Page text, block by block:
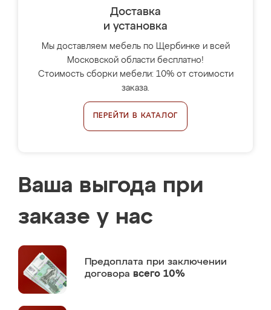
Доставка
и установка
Мы доставляем мебель по Щербинке и всей
Московской области бесплатно!
Стоимость сборки мебели: 10% от стоимости
заказа.
ПЕРЕЙТИ В КАТАЛОГ
Ваша выгода при
заказе у нас
Предоплата при заключении
договора всего 10%